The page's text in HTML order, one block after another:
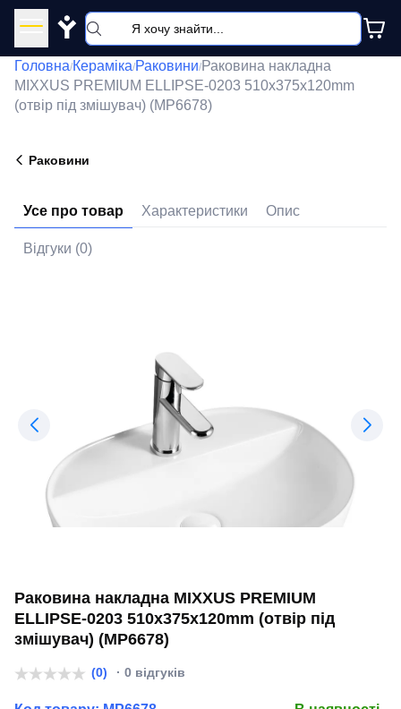
Y
Головна/Кераміка/Раковини/Раковина накладна
MIXXUS PREMIUM ELLIPSE-0203 510х375х120mm
(отвір під змішувач) (MP6678)
Раковини
Усе про товар Характеристики Опис
Відгуки (0)
Раковина накладна MIXXUS PREMIUM
ELLIPSE-0203 510х375х120mm (отвір під
змішувач) (MP6678)
(0) · 0 відгуків